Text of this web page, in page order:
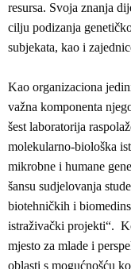
resursa. Svoja znanja
cilju podizanja
subjekata, kao i
Kao organizaciona
važna komponenta
šest laboratorija
molekularno-biološka
mikrobne i humane
šansu sudjelovanja
biotehničkih i
istraživački projekti“.
mjesto za mlade i
oblasti s mogućnošću